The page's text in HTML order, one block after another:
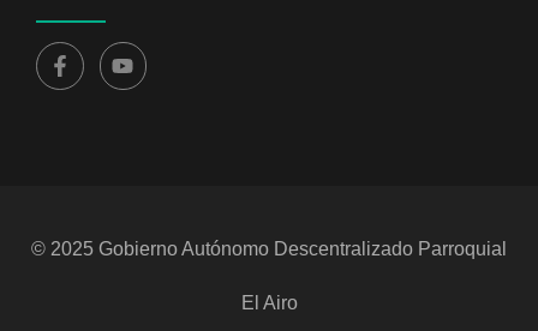
© 2025 Gobierno Autónomo Descentralizado Parroquial
El Airo